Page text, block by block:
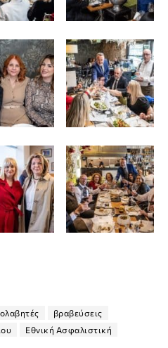
βραβεύσεις
Εθνική Ασφαλιστική